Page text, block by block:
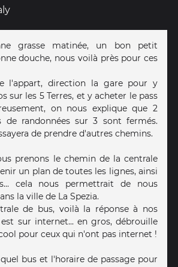
grasse matinée, un bon petit
douche, nous voilà près pour ces
l'appart, direction la gare pour y
sur les 5 Terres, et y acheter le pass
on nous explique que 2
de randonnées sur 3 sont fermés.
de prendre d'autres chemins.
prenons le chemin de la centrale
un plan de toutes les lignes, ainsi
cela nous permettrait de nous
la ville de La Spezia.
de bus, voilà la réponse à nos
sur internet... en gros, débrouille
pour ceux qui n'ont pas internet !
bus et l'horaire de passage pour